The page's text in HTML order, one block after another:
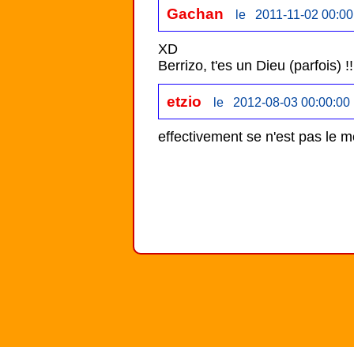
Gachan le 2011-11-02
XD
Berrizo, t'es un Dieu (parfois)
etzio le 2012-08-03 00:00:00
effectivement se n'est pas le